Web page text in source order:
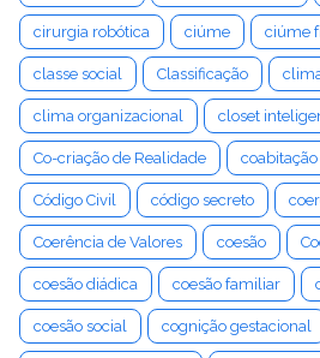
cirurgia robótica ciúme ciúme
classe social Classificação
clima organizacional closet
Co-criação de Realidade coabitação
Código Civil código secreto
Coerência de Valores coesão
coesão diádica coesão familiar
coesão social cognição gestacional